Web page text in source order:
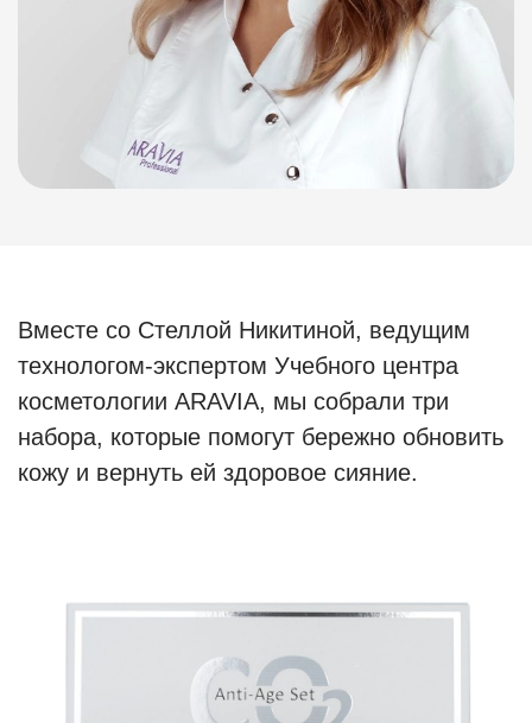
Вместе со Стеллой Никитиной, ведущим
технологом-экспертом Учебного центра
косметологии ARAVIA, мы собрали три
набора, которые помогут бережно обновить
кожу и вернуть ей здоровое сияние.